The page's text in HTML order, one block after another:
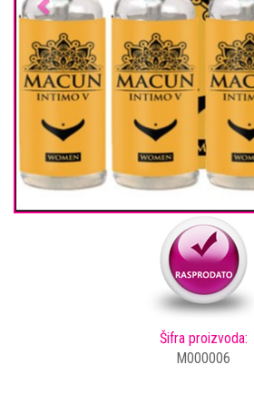
Šifra proizvoda:
M000006